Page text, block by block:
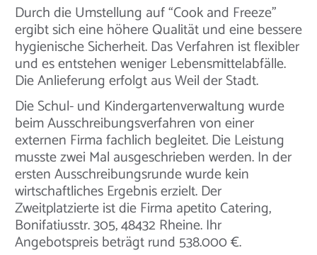
Durch die Umstellung auf “Cook and Freeze”
ergibt sich eine höhere Qualität und eine bessere
hygienische Sicherheit. Das Verfahren ist flexibler
und es entstehen weniger Lebensmittelabfälle.
Die Anlieferung erfolgt aus Weil der Stadt.
Die Schul- und Kindergartenverwaltung wurde
beim Ausschreibungsverfahren von einer
externen Firma fachlich begleitet. Die Leistung
musste zwei Mal ausgeschrieben werden. In der
ersten Ausschreibungsrunde wurde kein
wirtschaftliches Ergebnis erzielt. Der
Zweitplatzierte ist die Firma apetito Catering,
Bonifatiusstr. 305, 48432 Rheine. Ihr
Angebotspreis beträgt rund 538.000 €.